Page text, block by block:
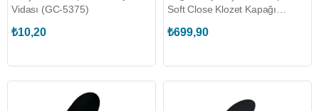
Vidası (GC-5375)
₺10,20
Soft Close Klozet Kapağı
₺699,90